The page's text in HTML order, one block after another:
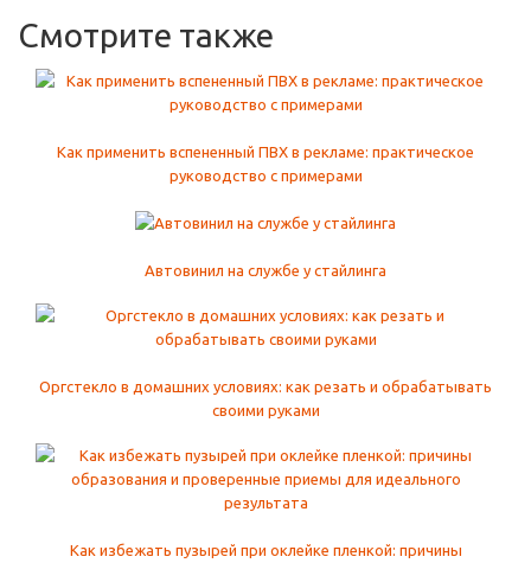
Смотрите также
Как применить вспененный ПВХ в рекламе: практическое
руководство с примерами
Автовинил на службе у стайлинга
Оргстекло в домашних условиях: как резать и обрабатывать
своими руками
Как избежать пузырей при оклейке пленкой: причины